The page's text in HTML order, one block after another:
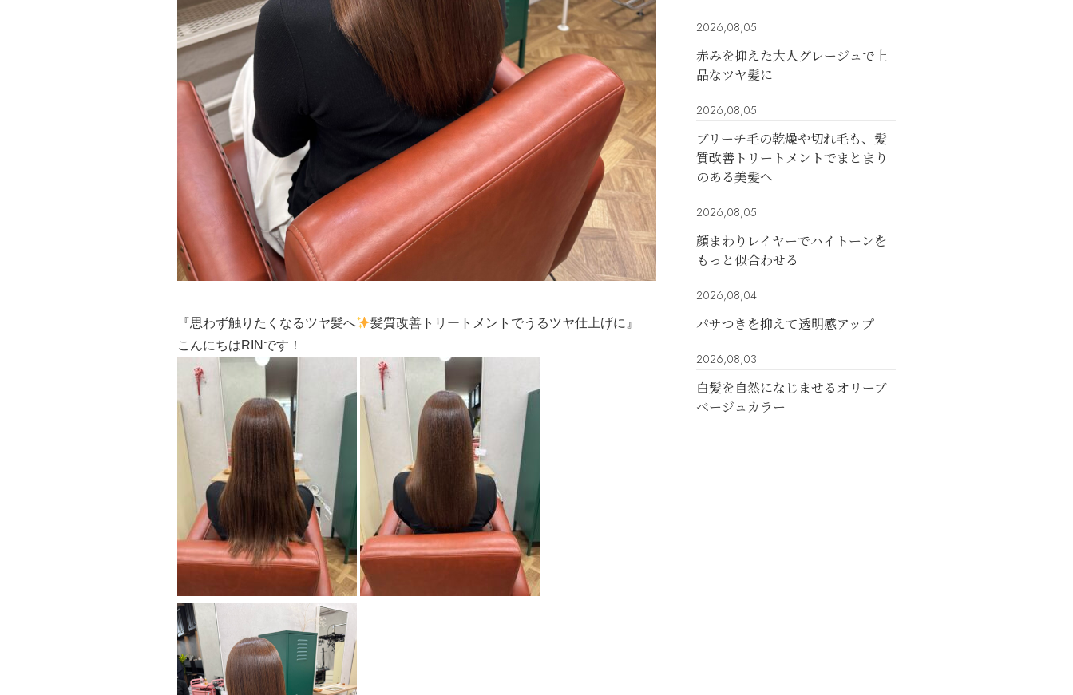
『思わず触りたくなるツヤ髪へ
髪質改善トリートメントでうるツヤ仕上げに』
こんにちはRINです！
2026,08,05
赤みを抑えた大人グレージュで上
品なツヤ髪に
2026,08,05
ブリーチ毛の乾燥や切れ毛も、髪
質改善トリートメントでまとまり
のある美髪へ
2026,08,05
顔まわりレイヤーでハイトーンを
もっと似合わせる
2026,08,04
パサつきを抑えて透明感アップ
2026,08,03
白髪を自然になじませるオリーブ
ベージュカラー